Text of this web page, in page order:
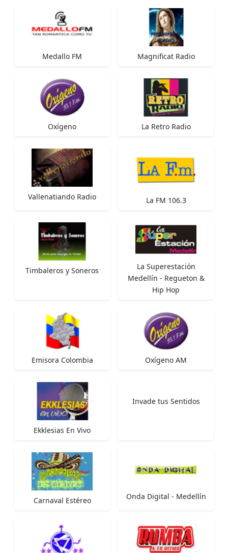
Medallo FM Magnificat Radio
Oxígeno La Retro Radio
Vallenatiando Radio La FM 106.3
Timbaleros y Soneros
La Superestación
Medellín - Regueton &
Hip Hop
Emisora Colombia Oxígeno AM
Ekklesias En Vivo
Invade tus Sentidos
Carnaval Estéreo Onda Digital - Medellín